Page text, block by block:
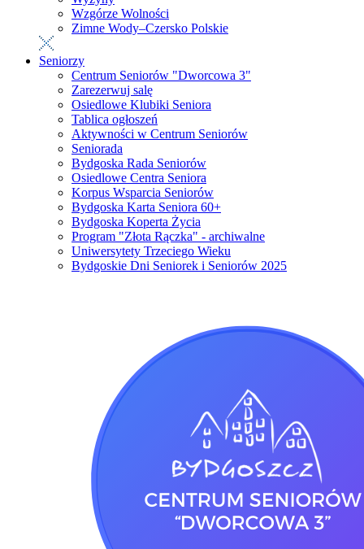
Wzgórze Wolności
Zimne Wody–Czersko Polskie
Seniorzy
Centrum Seniorów "Dworcowa 3"
Zarezerwuj salę
Osiedlowe Klubiki Seniora
Tablica ogłoszeń
Aktywności w Centrum Seniorów
Seniorada
Bydgoska Rada Seniorów
Osiedlowe Centra Seniora
Korpus Wsparcia Seniorów
Bydgoska Karta Seniora 60+
Bydgoska Koperta Życia
Program "Złota Rączka" - archiwalne
Uniwersytety Trzeciego Wieku
Bydgoskie Dni Seniorek i Seniorów 2025